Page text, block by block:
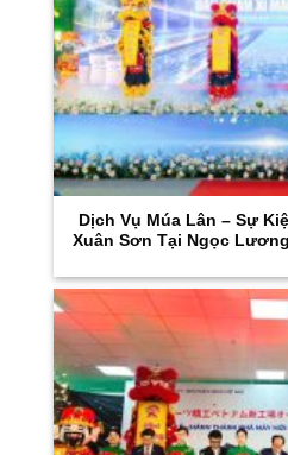
Dịch Vụ Múa Lân – Sự
Xuân Sơn Tại Ngọc